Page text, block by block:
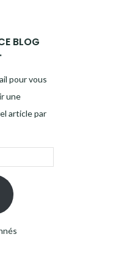
BLOG
pour vous
une
article par